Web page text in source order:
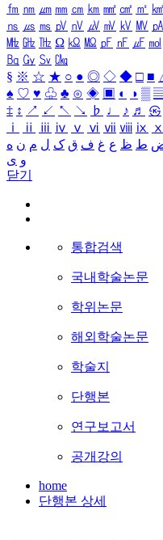
㎙ ㎚ ㎛ ㎜ ㎝ ㎞ ㎟ ㎠ ㎡ ㎢
㎱ ㎲ ㎳ ㎴ ㎵ ㎶ ㎷ ㎸ ㎹ ㎀
㎒ ㎓ ㎔ Ω ㏀ ㏁ ㎊ ㎋ ㎌ ㏖
㏃ ㏉ ㏜ ㏆
§ ※ ☆ ★ ○ ● ◎ ◇ ◆ □ ■
♠ ♡ ♥ ♧ ♣ ⊙ ◈ ▣ ◐ ◑ ▒
‡ ↕ ↗ ↙ ↖ ↘ ♭ ♩ ♪ ♬ ㉿
ⅰ
ⅱ ⅲ ⅳ ⅴ ⅵ ⅶ ⅷ ⅸ ⅹ
ط ظ ع غ ف ق ک ل م ن ه
و ی
닫기
통합검색
국내학술논문
학위논문
해외학술논문
학술지
단행본
연구보고서
공개강의
home
단행본 상세